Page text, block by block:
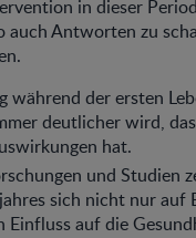
in dieser
auch Antworten zu
während der ersten
deutlicher wird,
hat.
und Studien
sich nicht nur
Einfluss auf die